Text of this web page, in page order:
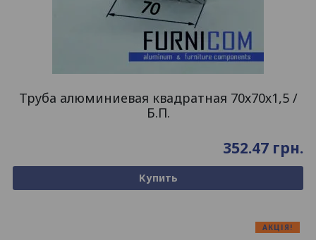
Труба алюминиевая квадратная 70х70х1,5 /
Б.П.
352.47 грн.
Купить
АКЦІЯ!